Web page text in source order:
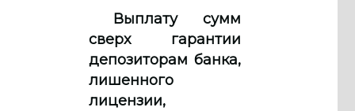
Выплату сумм
сверх гарантии
депозиторам банка,
лишенного
лицензии,